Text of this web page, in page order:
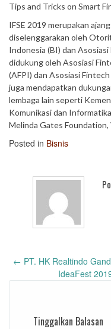
Tips and Tricks on Smart
IFSE 2019 merupakan
diselenggarakan oleh
Indonesia (BI) dan
didukung oleh Asosiasi
(AFPI) dan Asosiasi
juga mendapatkan
lembaga lain seperti
Komunikasi dan
Melinda Gates Foundation,
Posted in Bisnis
Post
← PT. HK Realtindo
IdeaFest
Tinggalkan Balasan